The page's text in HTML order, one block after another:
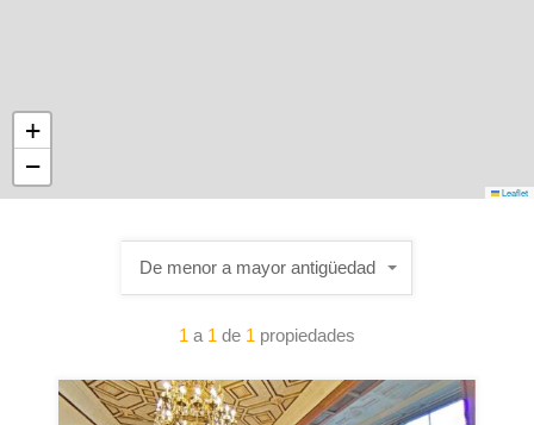
+
−
Leaflet
1 a 1 de 1 propiedades
De menor a mayor antigüedad